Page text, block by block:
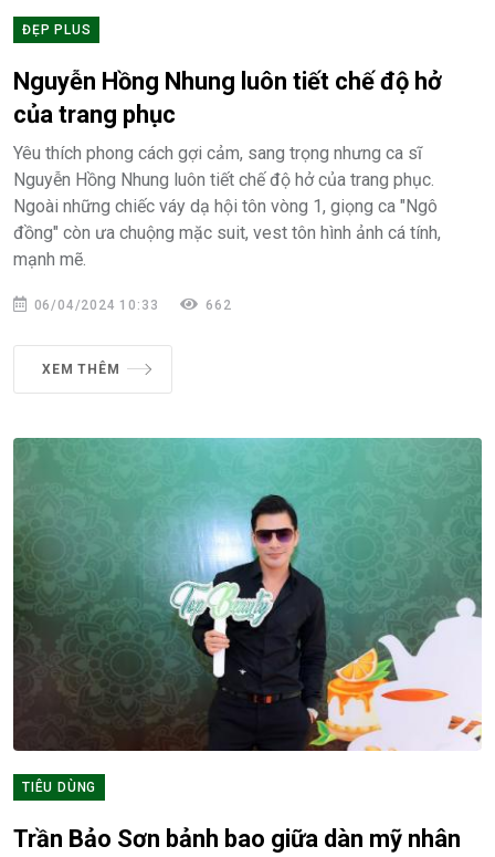
ĐẸP PLUS
Nguyễn Hồng Nhung luôn tiết chế độ hở
của trang phục
Yêu thích phong cách gợi cảm, sang trọng nhưng ca sĩ
Nguyễn Hồng Nhung luôn tiết chế độ hở của trang phục.
Ngoài những chiếc váy dạ hội tôn vòng 1, giọng ca "Ngô
đồng" còn ưa chuộng mặc suit, vest tôn hình ảnh cá tính,
mạnh mẽ.
06/04/2024 10:33 662
XEM THÊM
TIÊU DÙNG
Trần Bảo Sơn bảnh bao giữa dàn mỹ nhân